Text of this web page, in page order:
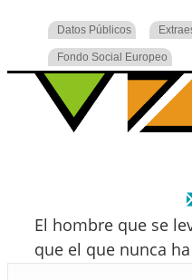
Datos Públicos
Fondo Social Europeo
El hombre que se
que el que nunca